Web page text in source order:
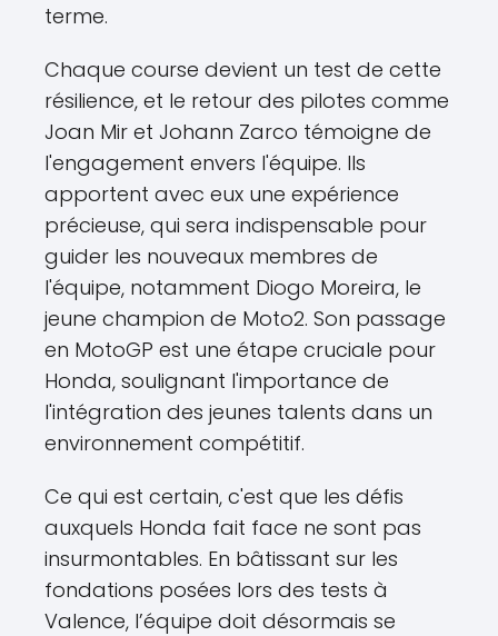
terme.
Chaque course devient un test de cette
résilience, et le retour des pilotes comme
Joan Mir et Johann Zarco témoigne de
l'engagement envers l'équipe. Ils
apportent avec eux une expérience
précieuse, qui sera indispensable pour
guider les nouveaux membres de
l'équipe, notamment Diogo Moreira, le
jeune champion de Moto2. Son passage
en MotoGP est une étape cruciale pour
Honda, soulignant l'importance de
l'intégration des jeunes talents dans un
environnement compétitif.
Ce qui est certain, c'est que les défis
auxquels Honda fait face ne sont pas
insurmontables. En bâtissant sur les
fondations posées lors des tests à
Valence, l’équipe doit désormais se